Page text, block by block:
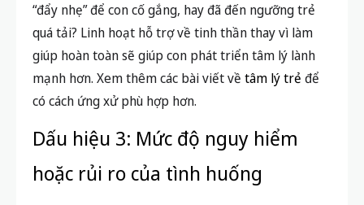
“đẩy nhẹ” để con cố gắng, hay đã đến ngưỡng trẻ
quá tải? Linh hoạt hỗ trợ về tinh thần thay vì làm
giúp hoàn toàn sẽ giúp con phát triển tâm lý lành
mạnh hơn. Xem thêm các bài viết về tâm lý trẻ để
có cách ứng xử phù hợp hơn.
Dấu hiệu 3: Mức độ nguy hiểm
hoặc rủi ro của tình huống